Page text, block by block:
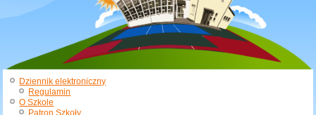
Dziennik elektroniczny
Regulamin
O Szkole
Patron Szkoły